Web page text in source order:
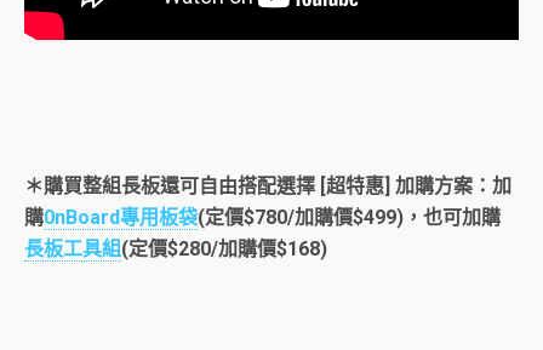
＊購買整組長板還可自由搭配選擇 [超特惠] 加購方案：加
購0nBoard專用板袋(定價$780/加購價$499)，也可加購
長板工具組(定價$280/加購價$168)